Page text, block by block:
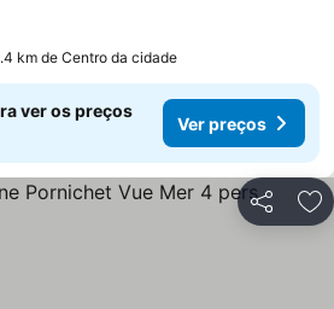
km de Centro da cidade
ver os preços
Ver preços
Partilhar